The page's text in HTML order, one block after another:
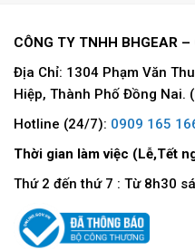
CÔNG TY TNHH BHGEAR –
Địa Chỉ: 1304 Phạm Văn
Hiệp, Thành Phố Đồng Nai.
Hotline (24/7): 0909 165
Thời gian làm việc (Lễ,Tết
Thứ 2 đến thứ 7 : Từ 8h30